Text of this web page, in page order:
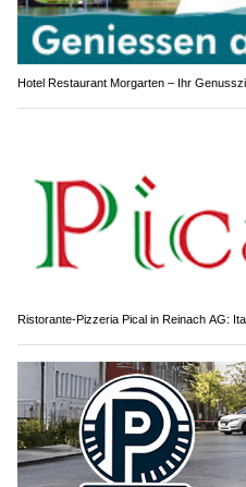
Hotel Restaurant Morgarten – Ihr
Ristorante-Pizzeria Pical in Reinach AG: